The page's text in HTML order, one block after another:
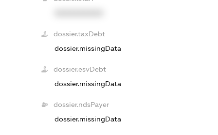
dossier.taxDebt
dossier.missingData
dossier.esvDebt
dossier.missingData
dossier.ndsPayer
dossier.missingData